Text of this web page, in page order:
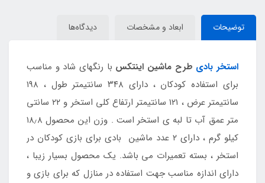
توضیحات ابعاد و مشخصات دیدگاه‌ها
استخر بادی طرح ماشین اینتکس با رنگهای شاد و مناسب
برای استفاده کودکان ، دارای ۳۴۸ سانتیمتر طول ، ۱۹۸
سانتیمتر عرض ، ۱۲۱ سانتیمتر ارتفاع کلی استخر و ۲۲ سانتی
متر عمق آب تا لبه ی استخر است . وزن این محصول ۱۸٫۸
کیلو گرم ، دارای ۲ عدد ماشین بادی برای بازی کودکان در
استخر ، بسته تعمیرات می باشد. یک محصول بسیار زیبا ،
دارای اندازه مناسب جهت استفاده در منازل که برای بازی و